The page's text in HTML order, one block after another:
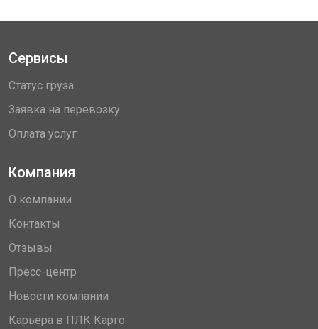
Сервисы
Статус груза
Заявка на перевозку
Оплата услуг
Компания
О компании
Контакты
Отзывы
Пресс-центр
Новости компании
Карьера в ПЛК Карго